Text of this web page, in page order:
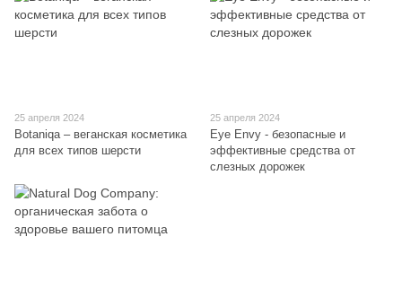
25 апреля 2024
Botaniqa – веганская косметика
для всех типов шерсти
25 апреля 2024
Eye Envy - безопасные и
эффективные средства от
слезных дорожек